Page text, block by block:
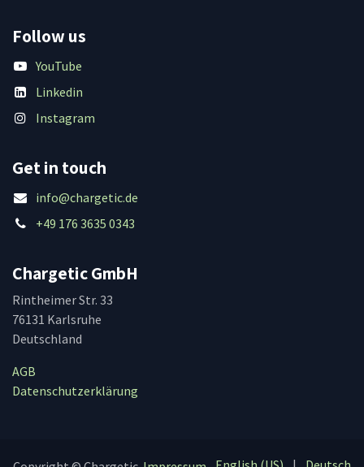
Follow us
YouTube
Linkedin
Instagram
Get in touch
info@chargetic.de
+49 176 3635 0343
Chargetic GmbH
Rintheimer Str. 33
76131 Karlsruhe
Deutschland
AGB
Datenschutzerklärung